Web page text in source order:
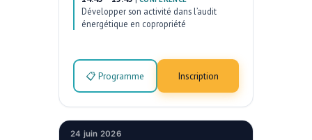
Développer son activité dans l’audit
énergétique en copropriété
📋 Programme Inscription
24 juin 2026